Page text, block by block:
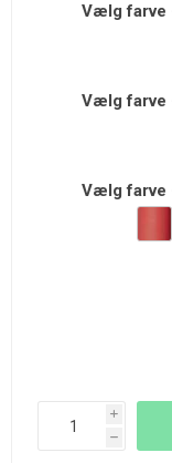
Vælg farve
Vælg farve
Vælg farve
i
h